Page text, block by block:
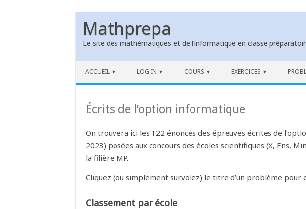
Mathprepa
Le site des mathématiques et de l’informatique en classe
ACCUEIL LOG IN COURS EXERCICES
Écrits de l’option informatique
On trouvera ici les 122 énoncés des épreuves écrites de
2023) posées aux concours des écoles scientifiques (X, Ens,
la filière MP.
Cliquez (ou simplement survolez) le titre d’un problème pour
Classement par école